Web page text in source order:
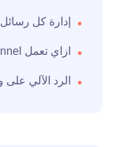
إدارة كل
ازاي تعمل Funnel مبيعات كامل على واتساب
الرد الآلي